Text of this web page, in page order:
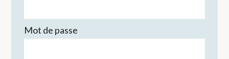
Mot de passe